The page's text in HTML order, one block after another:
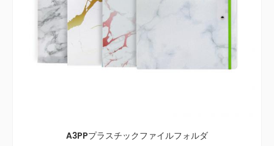
A3PPプラスチックファイルフォルダ